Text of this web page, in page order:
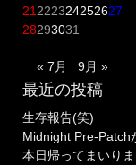
21 222324252627
28293031
« 7月 9月 »
最近の投稿
生存報告(笑)
Midnight Pre-Patch
本日帰ってまいりま